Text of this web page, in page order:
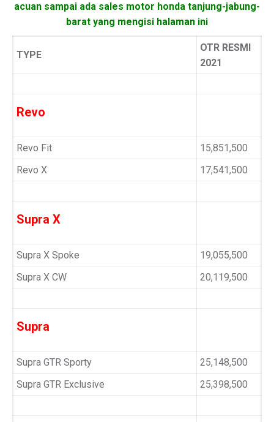
acuan sampai ada sales motor honda tanjung-jabung-
barat yang mengisi halaman ini
TYPE
OTR RESMI
2021
Revo
Revo Fit
15,851,500
Revo X
17,541,500
Supra X
Supra X Spoke
19,055,500
Supra X CW
20,119,500
Supra
Supra GTR Sporty
25,148,500
Supra GTR Exclusive
25,398,500